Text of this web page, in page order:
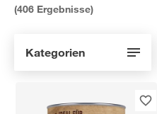
(406 Ergebnisse)
Kategorien